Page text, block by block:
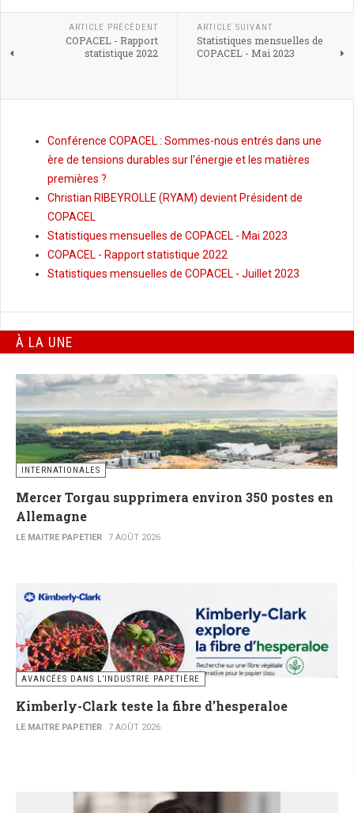
ARTICLE PRÉCÉDENT
COPACEL - Rapport
statistique 2022
ARTICLE SUIVANT
Statistiques mensuelles de
COPACEL - Mai 2023
Conférence COPACEL : Sommes-nous entrés dans une
ère de tensions durables sur l'énergie et les matières
premières ?
Christian RIBEYROLLE (RYAM) devient Président de
COPACEL
Statistiques mensuelles de COPACEL - Mai 2023
COPACEL - Rapport statistique 2022
Statistiques mensuelles de COPACEL - Juillet 2023
À LA UNE
INTERNATIONALES
Mercer Torgau supprimera environ 350 postes en
Allemagne
LE MAITRE PAPETIER 7 AOÛT 2026
AVANCÉES DANS L’INDUSTRIE PAPETIÈRE
Kimberly-Clark teste la fibre d’hesperaloe
LE MAITRE PAPETIER 7 AOÛT 2026